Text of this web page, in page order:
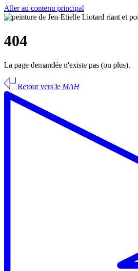
Aller au contenu principal
404
La page demandée n'existe pas (ou plus).
Retour vers le MAH